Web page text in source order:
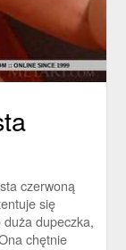
czerwoną
się
duża dupeczka,
chętnie